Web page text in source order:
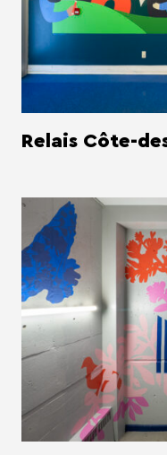
Relais Côte-